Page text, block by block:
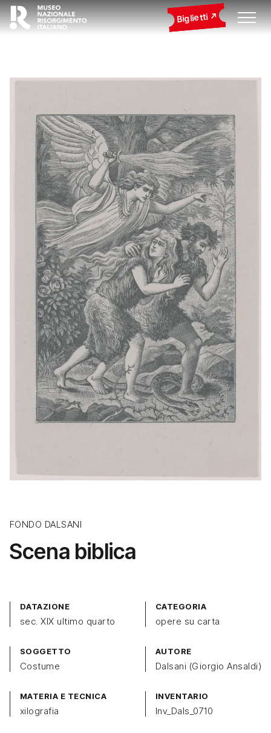
Biglietti
FONDO DALSANI
Scena biblica
DATAZIONE
sec. XIX ultimo quarto
CATEGORIA
opere su carta
SOGGETTO
Costume
AUTORE
Dalsani (Giorgio Ansaldi)
MATERIA E TECNICA
xilografia
INVENTARIO
Inv_Dals_0710